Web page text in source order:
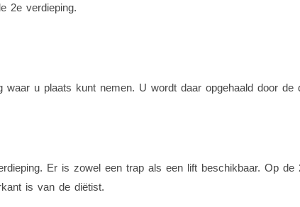
2e verdieping.
u plaats kunt nemen. U wordt daar opgehaald door de
Er is zowel een trap als een lift beschikbaar. Op
is van de diëtist.